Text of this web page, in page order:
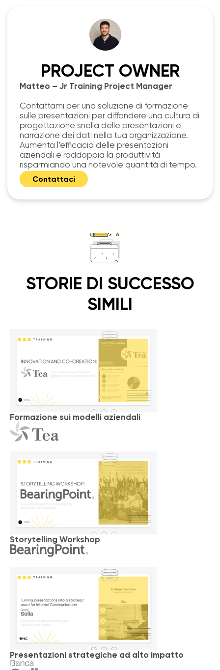
PROJECT OWNER
Matteo – Jr Training Project Manager
Contattami per una soluzione di formazione
sulle presentazioni per diffondere una cultura di
progettazione snella delle presentazioni e
narrazione dei dati nella tua organizzazione.
Aumenta l’efficacia delle presentazioni
aziendali e raddoppia la produttività
risparmiando una notevole quantità di tempo.
Contattaci
STORIE DI SUCCESSO
SIMILI
Formazione sui modelli aziendali
Storytelling Workshop
Presentazioni strategiche ad alto impatto